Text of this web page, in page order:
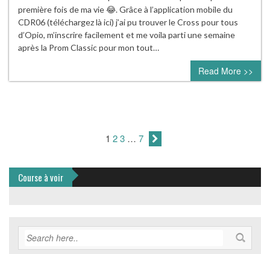
première fois de ma vie 😂. Grâce à l’application mobile du
CDR06 (téléchargez là ici) j’ai pu trouver le Cross pour tous
d’Opio, m’inscrire facilement et me voila parti une semaine
après la Prom Classic pour mon tout…
Read More >>
1 23 … 7
Course à voir